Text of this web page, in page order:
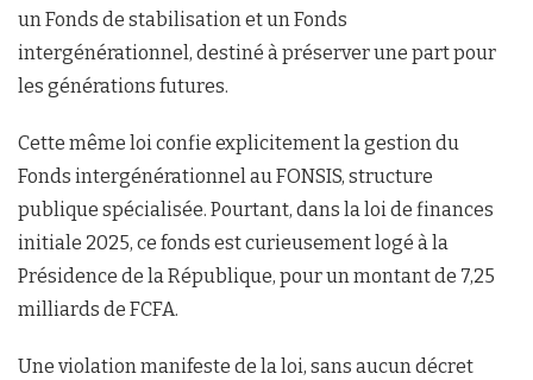
un Fonds de stabilisation et un Fonds
intergénérationnel, destiné à préserver une part pour
les générations futures.
Cette même loi confie explicitement la gestion du
Fonds intergénérationnel au FONSIS, structure
publique spécialisée. Pourtant, dans la loi de finances
initiale 2025, ce fonds est curieusement logé à la
Présidence de la République, pour un montant de 7,25
milliards de FCFA.
Une violation manifeste de la loi, sans aucun décret